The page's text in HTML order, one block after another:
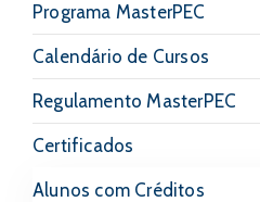
Programa MasterPEC
Calendário de Cursos
Regulamento MasterPEC
Certificados
Alunos com Créditos